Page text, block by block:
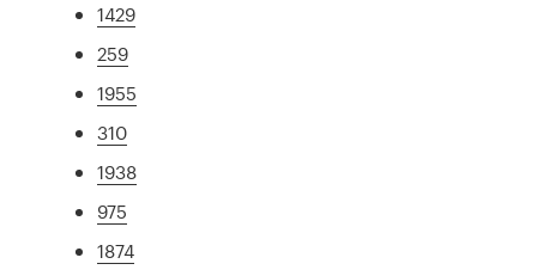
1429
259
1955
310
1938
975
1874